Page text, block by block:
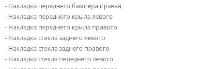
- Накладка переднего бампера правая
- Накладка переднего крыла левого
- Накладка переднего крыла правого
- Накладка стекла заднего левого
- Накладка стекла заднего правого
- Накладка стекла переднего левого